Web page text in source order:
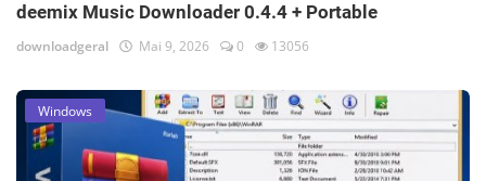
deemix Music Downloader 0.4.4 + Portable
downloadgeral Mai 9, 2026 0 13056
Windows